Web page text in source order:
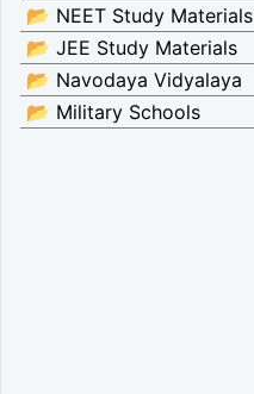
📂 NEET Study Materials
📂 JEE Study Materials
📂 Navodaya Vidyalaya
📂 Military Schools